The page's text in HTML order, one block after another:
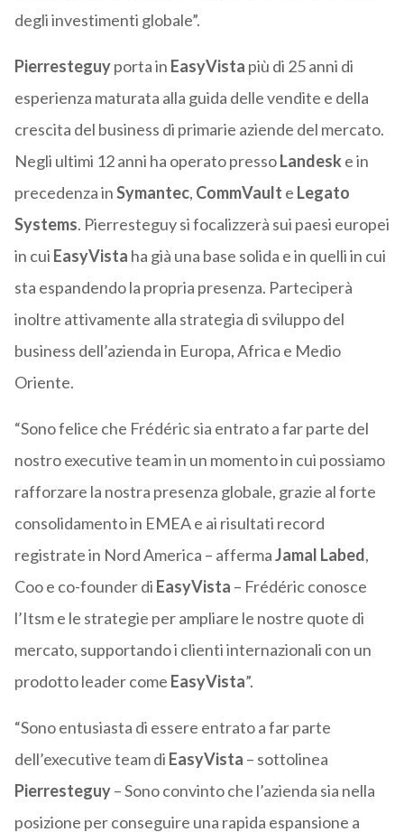
degli investimenti globale”.
Pierresteguyporta in EasyVista più di 25 anni di
esperienza maturata alla guida delle vendite e della
crescita del business di primarie aziende del mercato.
Negli ultimi 12 anni ha operato pressoLandeske in
precedenza inSymantec, CommVault e Legato
Systems. Pierresteguy si focalizzerà sui paesi europei
in cui EasyVista ha già una base solida e in quelli in cui
sta espandendo la propria presenza. Parteciperà
inoltre attivamente alla strategia di sviluppo del
business dell’azienda in Europa, Africa e Medio
Oriente.
“Sono felice che Frédéric sia entrato a far parte del
nostro executive team in un momento in cui possiamo
rafforzare la nostra presenza globale, grazie al forte
consolidamento in EMEA e ai risultati record
registrate in Nord America – affermaJamal Labed,
Coo e co-founder di EasyVista – Frédéric conosce
l’Itsm e le strategie per ampliare le nostre quote di
mercato, supportando i clienti internazionali con un
prodotto leader come EasyVista”.
“Sono entusiasta di essere entrato a far parte
dell’executive team di EasyVista – sottolinea
Pierresteguy– Sono convinto che l’azienda sia nella
posizione per conseguire una rapida espansione a